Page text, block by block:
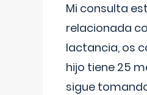
Mi consulta
relacionada
lactancia, os
hijo tiene 25
sigue